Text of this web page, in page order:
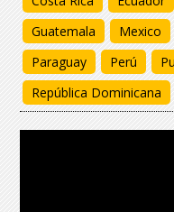
Guatemala
Mexico
Paraguay
Perú
República Dominicana